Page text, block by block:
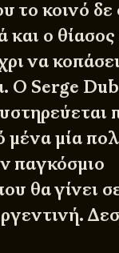
το κοινό δε
και ο
να
O Serge
μένα μία
παγκόσμιο
θα γίνει